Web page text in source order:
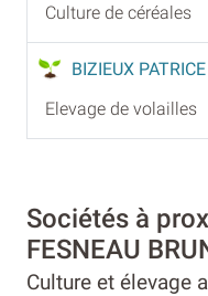
Culture de céréales
BIZIEUX
Elevage de volailles
Sociétés à
FESNEAU
Culture et élevage